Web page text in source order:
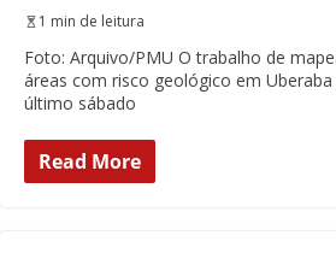
1 min de leitura
Foto: Arquivo/PMU O trabalho de
áreas com risco geológico em
último sábado
Read More